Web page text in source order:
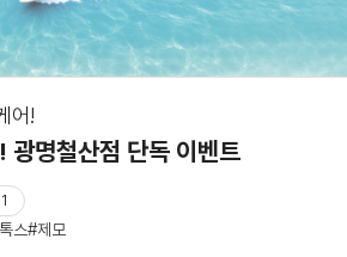
어!
명철산점 단독 이벤트
스#제모